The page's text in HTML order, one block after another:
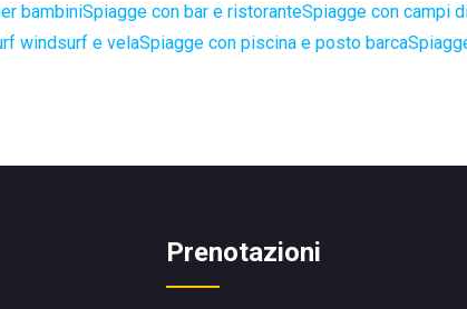
bambiniSpiagge con bar e ristoranteSpiagge con campi
windsurf e velaSpiagge con piscina e posto barca
Prenotazioni